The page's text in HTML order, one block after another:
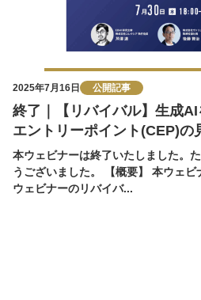
2025年7月16日 公開記事
終了｜【リバイバル】生成
エントリーポイント(CEP)の
本ウェビナーは終了いたしました。
うございました。 【概要】 本ウェ
ウェビナーのリバイバ...